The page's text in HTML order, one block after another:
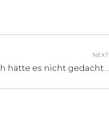
NEXT
hätte es nicht gedacht…